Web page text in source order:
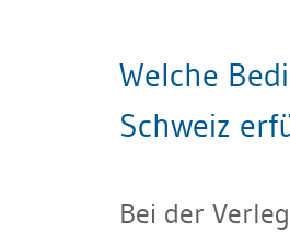
Welche
Schweiz
Bei der